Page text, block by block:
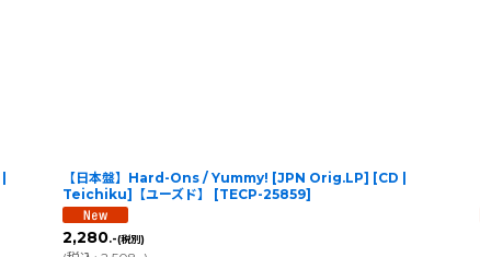
【日本盤】Hard-Ons / Yummy! [JPN Orig.LP] [CD |
Teichiku]【ユーズド】
[TECP-25859]
2,280.-(税別)